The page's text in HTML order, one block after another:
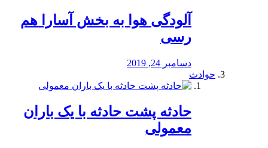
آلودگی هوا به بخش آسارا هم
رسی
دسامبر 24, 2019
حوادث
️حادثه پشت حادثه با یک باران
معمولی